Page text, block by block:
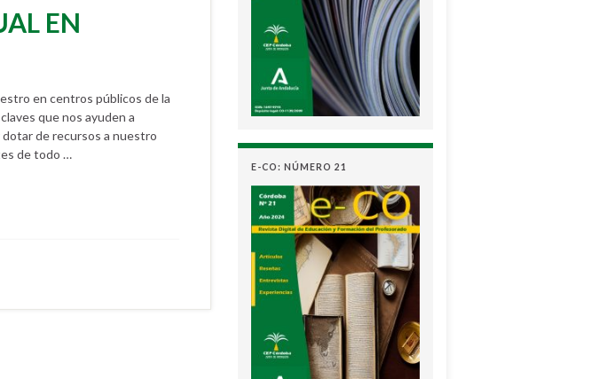
EN
en centros públicos de la
que nos ayuden a
dotar de recursos a nuestro
de todo …
E-CO: NÚMERO 21